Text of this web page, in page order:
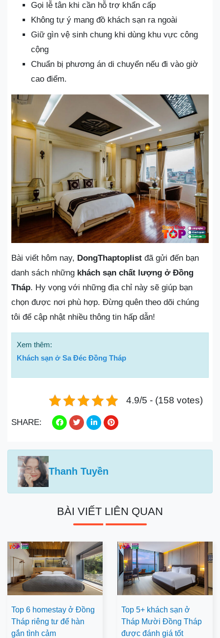
Gọi lễ tân khi cần hỗ trợ khẩn cấp
Không tự ý mang đồ khách sạn ra ngoài
Giữ gìn vệ sinh chung khi dùng khu vực công
cộng
Chuẩn bị phương án di chuyển nếu đi vào giờ
cao điểm.
Bài viết hôm nay, DongThaptoplist đã gửi đến bạn
danh sách những khách sạn chất lượng ở Đồng
Tháp. Hy vọng với những địa chỉ này sẽ giúp bạn
chọn được nơi phù hợp. Đừng quên theo dõi chúng
tôi để cập nhật nhiều thông tin hấp dẫn!
Xem thêm:
Khách sạn ở Sa Đéc Đồng Tháp
4.9/5 - (158 votes)
SHARE:
Thanh Tuyền
BÀI VIẾT LIÊN QUAN
Top 6 homestay ở Đồng
Tháp riêng tư để hàn
gắn tình cảm
Top 5+ khách sạn ở
Tháp Mười Đồng Tháp
được đánh giá tốt